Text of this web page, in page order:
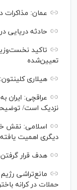
عمان: مذاکرات
حادثه دریایی
تاکید
تعیین‌شده
هیلاری
عراقچی: ایران
نزدیک است/
اسلامی: نقش
دیگری اهمیت
هدف قرار
مانع‌تراشی
حملات در کرانه